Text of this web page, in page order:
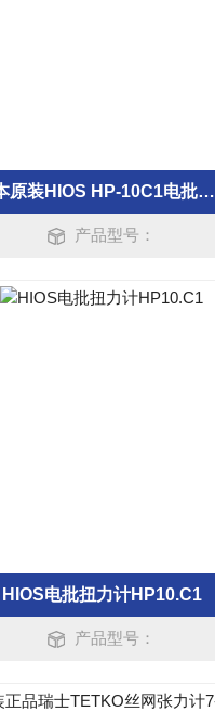
日本原装HIOS HP-10C1电批扭力计
产品型号：
HIOS电批扭力计HP10.C1
产品型号：